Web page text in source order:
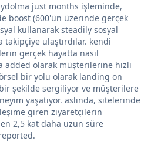
just months işleminde,
boost (600'ün üzerinde gerçek
kullanarak steadily sosyal
takipçiye ulaştırdılar. kendi
gerçek hayatta nasıl
olarak müşterilerine hızlı
bir yolu olarak landing on
şekilde sergiliyor ve müşterilere
yaşatıyor. aslında, sitelerinde
giren ziyaretçilerin
2,5 kat daha uzun süre